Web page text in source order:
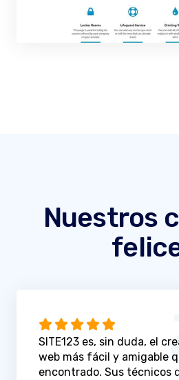
Nuestros
SITE123 es, sin duda, el
web más fácil y amigable
encontrado. Sus técnicos